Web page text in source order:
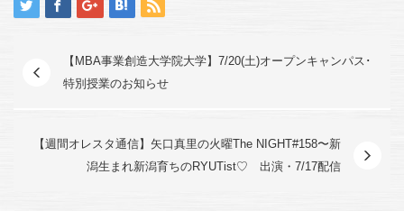
【MBA事業創造大学院大学】7/20(土)オープンキャンパス･
特別授業のお知らせ
【週間オレスタ通信】矢口真里の火曜The NIGHT#158〜新
潟生まれ新潟育ちのRYUTist♡ 出演・7/17配信